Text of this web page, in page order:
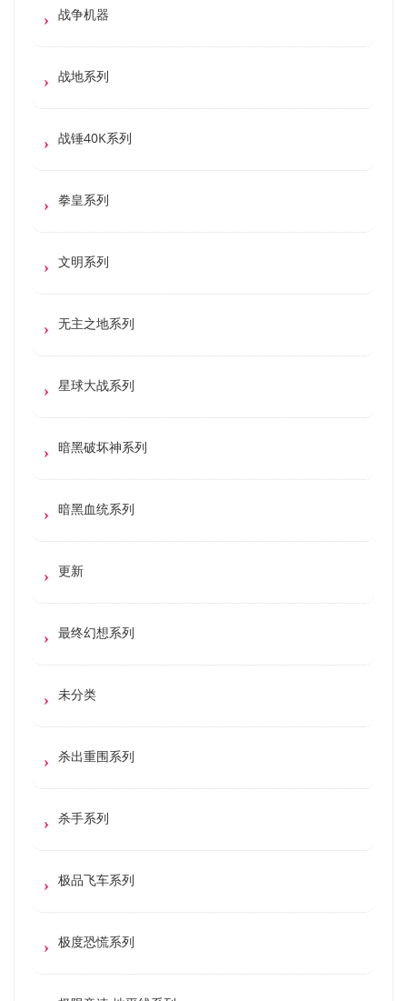
战争机器
战地系列
战锤40K系列
拳皇系列
文明系列
无主之地系列
星球大战系列
暗黑破坏神系列
暗黑血统系列
更新
最终幻想系列
未分类
杀出重围系列
杀手系列
极品飞车系列
极度恐慌系列